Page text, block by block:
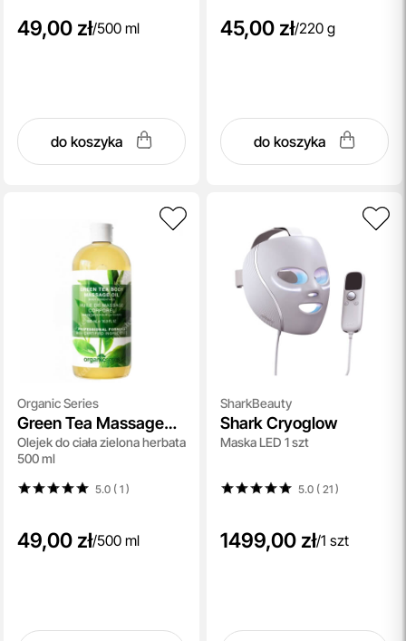
49,00 zł/500 ml
do koszyka
45,00 zł/220 g
do koszyka
Organic Series
Green Tea Massage
Oil
Olejek do ciała zielona herbata
500 ml
5.0 ( 1)
49,00 zł/500 ml
SharkBeauty
Shark Cryoglow
Maska LED 1 szt
5.0 ( 21)
1499,00 zł/1 szt